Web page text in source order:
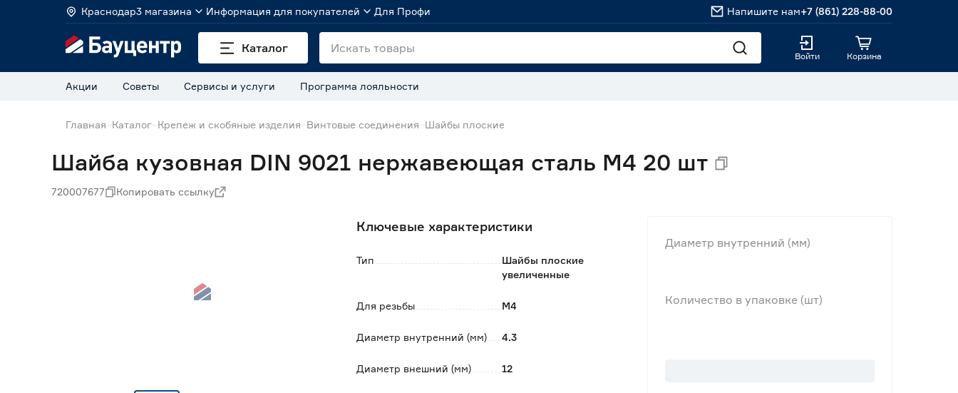
Краснодар3 магазина Информация для покупателей Для Профи Напишите нам+7 (861) 228-88-00
Каталог
Войти Корзина
Акции Советы Сервисы и услуги Программа лояльности
Главная Каталог Крепеж и скобяные изделия Винтовые соединения Шайбы плоские
Шайба кузовная DIN 9021 нержавеющая сталь М4 20 шт
720007677 Копировать ссылку
Ключевые характеристики
Тип
Шайбы плоские
увеличенные
Для резьбы М4
Диаметр внутренний (мм) 4.3
Диаметр внешний (мм) 12
Диаметр внутренний (мм)
Количество в упаковке (шт)